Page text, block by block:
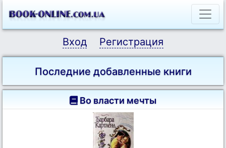
Вход Регистрация
Последние добавленные книги
Во власти мечты